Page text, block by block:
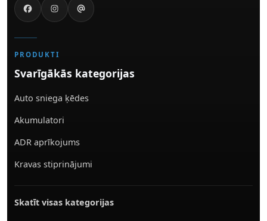
PRODUKTI
Svarīgākās kategorijas
Auto sniega ķēdes
Akumulatori
ADR aprīkojums
Kravas stiprinājumi
Skatīt visas kategorijas